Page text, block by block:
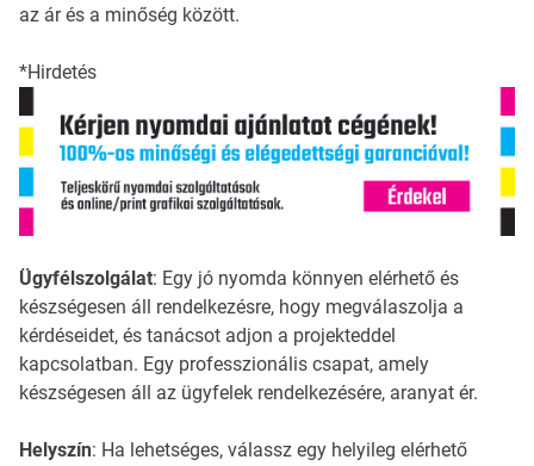
az ár és a minőség között.
*Hirdetés
Ügyfélszolgálat: Egy jó nyomda könnyen elérhető és
készségesen áll rendelkezésre, hogy megválaszolja a
kérdéseidet, és tanácsot adjon a projekteddel
kapcsolatban. Egy professzionális csapat, amely
készségesen áll az ügyfelek rendelkezésére, aranyat ér.
Helyszín: Ha lehetséges, válassz egy helyileg elérhető